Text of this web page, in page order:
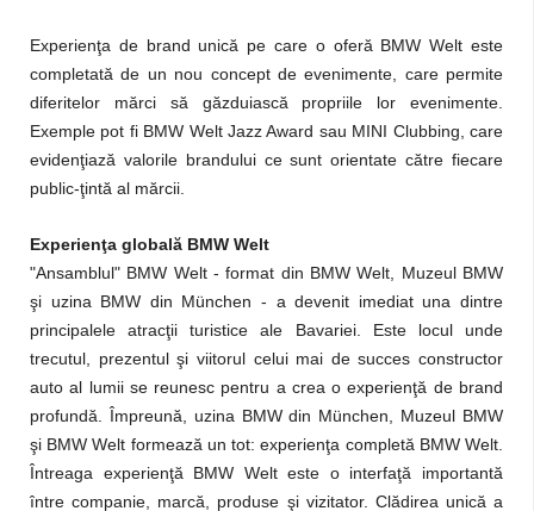
Experienţa de brand unică pe care o oferă BMW Welt este
completată de un nou concept de evenimente, care permite
diferitelor mărci să găzduiască propriile lor evenimente.
Exemple pot fi BMW Welt Jazz Award sau MINI Clubbing, care
evidenţiază valorile brandului ce sunt orientate către fiecare
public-ţintă al mărcii.
Experienţa globală BMW Welt
"Ansamblul" BMW Welt - format din BMW Welt, Muzeul BMW
şi uzina BMW din München - a devenit imediat una dintre
principalele atracţii turistice ale Bavariei. Este locul unde
trecutul, prezentul şi viitorul celui mai de succes constructor
auto al lumii se reunesc pentru a crea o experienţă de brand
profundă. Împreună, uzina BMW din München, Muzeul BMW
şi BMW Welt formează un tot: experienţa completă BMW Welt.
Întreaga experienţă BMW Welt este o interfaţă importantă
între companie, marcă, produse şi vizitator. Clădirea unică a